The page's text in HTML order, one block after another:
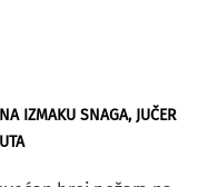
IZMAKU SNAGA, JUČER